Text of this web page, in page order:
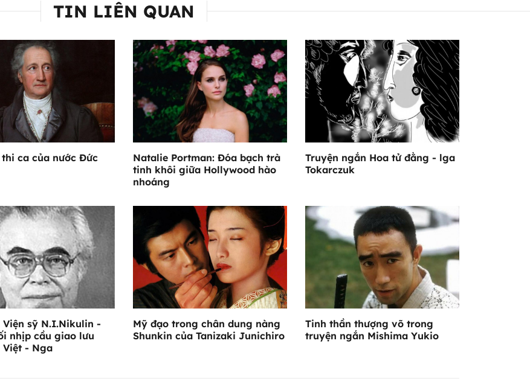
TIN LIÊN QUAN
ca của nước Đức
Natalie Portman: Đóa bạch trà
tinh khôi giữa Hollywood hào
nhoáng
Truyện ngắn Hoa tử đằng - lga
Tokarczuk
Viện sỹ N.I.Nikulin -
nhịp cầu giao lưu
Việt - Nga
Mỹ đạo trong chân dung nàng
Shunkin của Tanizaki Junichiro
Tinh thần thượng võ trong
truyện ngắn Mishima Yukio